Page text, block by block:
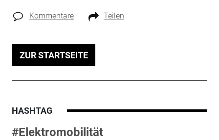
Kommentare Teilen
ZUR STARTSEITE
HASHTAG
#Elektromobilität